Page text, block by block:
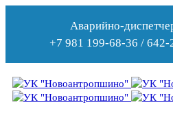
Аварийно-
+7 981 199-68-36 /